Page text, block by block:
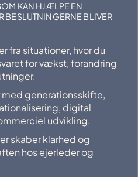
KAN HJÆLPE EN
BESLUTNINGERNE BLIVER
fra situationer, hvor du
for vækst, forandring
generationsskifte,
digital
udvikling.
skaber klarhed og
hos ejerleder og